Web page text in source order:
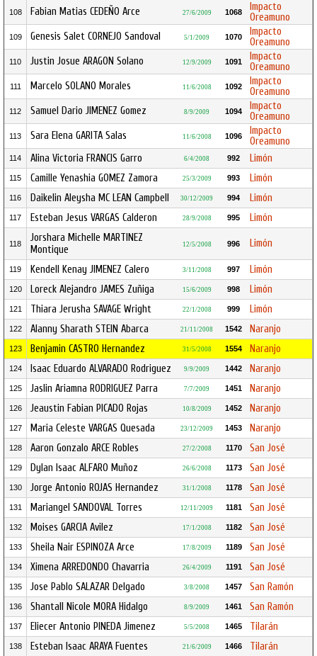
108 Fabian Matias CEDEÑO Arce 27/6/2009 1068
Impacto
Oreamuno
109 Genesis Salet CORNEJO Sandoval 5/1/2009 1070
Impacto
Oreamuno
110 Justin Josue ARAGON Solano 12/9/2009 1091
Impacto
Oreamuno
111 Marcelo SOLANO Morales 11/6/2008 1092
Impacto
Oreamuno
112 Samuel Dario JIMENEZ Gomez 8/9/2009 1094
Impacto
Oreamuno
113 Sara Elena GARITA Salas 11/6/2008 1096
Impacto
Oreamuno
114 Alina Victoria FRANCIS Garro 6/4/2008 992 Limón
115 Camille Yenashia GOMEZ Zamora 25/3/2009 993 Limón
116 Daikelin Aleysha MC LEAN Campbell 30/12/2009 994 Limón
117 Esteban Jesus VARGAS Calderon 28/9/2008 995 Limón
118
Jorshara Michelle MARTINEZ
Montique
12/5/2008 996 Limón
119 Kendell Kenay JIMENEZ Calero 3/11/2008 997 Limón
120 Loreck Alejandro JAMES Zuñiga 15/6/2009 998 Limón
121 Thiara Jerusha SAVAGE Wright 22/1/2008 999 Limón
122 Alanny Sharath STEIN Abarca 21/11/2008 1542 Naranjo
123 Benjamin CASTRO Hernandez 31/5/2008 1554 Naranjo
124 Isaac Eduardo ALVARADO Rodriguez 9/9/2009 1442 Naranjo
125 Jaslin Ariamna RODRIGUEZ Parra 7/7/2009 1451 Naranjo
126 Jeaustin Fabian PICADO Rojas 10/8/2009 1452 Naranjo
127 Maria Celeste VARGAS Quesada 23/12/2009 1453 Naranjo
128 Aaron Gonzalo ARCE Robles 27/2/2008 1170 San José
129 Dylan Isaac ALFARO Muñoz 26/6/2008 1173 San José
130 Jorge Antonio ROJAS Hernandez 31/1/2008 1178 San José
131 Mariangel SANDOVAL Torres 12/11/2009 1181 San José
132 Moises GARCIA Avilez 17/1/2008 1182 San José
133 Sheila Nair ESPINOZA Arce 17/8/2009 1189 San José
134 Ximena ARREDONDO Chavarria 26/4/2009 1191 San José
135 Jose Pablo SALAZAR Delgado 3/8/2008 1457 San Ramón
136 Shantall Nicole MORA Hidalgo 8/9/2009 1461 San Ramón
137 Eliecer Antonio PINEDA Jimenez 5/5/2008 1465 Tilarán
138 Esteban Isaac ARAYA Fuentes 21/6/2009 1466 Tilarán